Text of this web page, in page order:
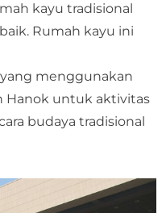
kayu tradisional
Rumah kayu ini
menggunakan
Hanok untuk aktivitas
budaya tradisional